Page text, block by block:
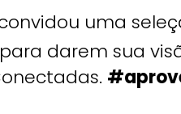
uma
darem sua